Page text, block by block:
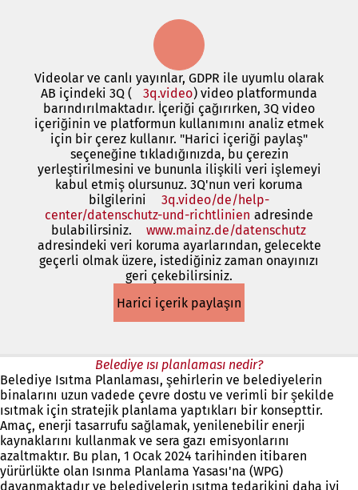
d
e
a
ç
ı
l
ı
r
)
Videolar ve canlı yayınlar, GDPR ile uyumlu olarak
AB içindeki 3Q (
3q.video(Yeni
bir
sekmede
açılır)
) video platformunda
barındırılmaktadır. İçeriği çağırırken, 3Q video
içeriğinin ve platformun kullanımını analiz etmek
için bir çerez kullanır. "Harici içeriği paylaş"
seçeneğine tıkladığınızda, bu çerezin
yerleştirilmesini ve bununla ilişkili veri işlemeyi
kabul etmiş olursunuz. 3Q'nun veri koruma
bilgilerini
3q.video/de/help-
center/datenschutz-und-richtlinien (Yeni
bir
sekmede
açılır)
adresinde
bulabilirsiniz.
www.mainz.de/datenschutz(Yeni
bir
sekmede
adresindeki veri koruma ayarlarından, gelecekte
geçerli olmak üzere, istediğiniz zaman onayınızı
geri çekebilirsiniz.
Harici içerik paylaşın
Belediye ısı planlaması nedir?
Belediye Isıtma Planlaması, şehirlerin ve belediyelerin
binalarını uzun vadede çevre dostu ve verimli bir şekilde
ısıtmak için stratejik planlama yaptıkları bir konsepttir.
Amaç, enerji tasarrufu sağlamak, yenilenebilir enerji
kaynaklarını kullanmak ve sera gazı emisyonlarını
azaltmaktır. Bu plan, 1 Ocak 2024 tarihinden itibaren
yürürlükte olan Isınma Planlama Yasası'na (WPG)
dayanmaktadır ve belediyelerin ısıtma tedarikini daha iyi